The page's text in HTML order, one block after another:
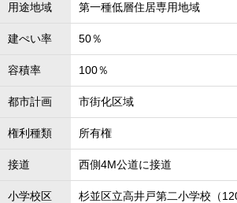
用途地域 第一種低層住居専用地域
建ぺい率 50％
容積率 100％
都市計画 市街化区域
権利種類 所有権
接道 西側4M公道に接道
小学校区 杉並区立高井戸第二小学校（